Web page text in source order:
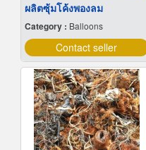
ผลิตซุ้มโค้งพองลม
Category : Balloons
Contact seller